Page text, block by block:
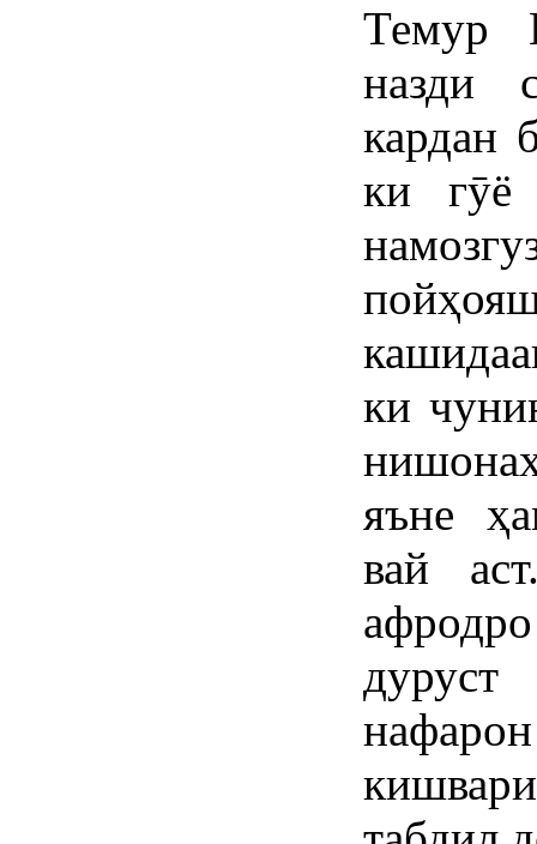
Темур
назди
кардан
ки гӯё
ки
яъне
вай